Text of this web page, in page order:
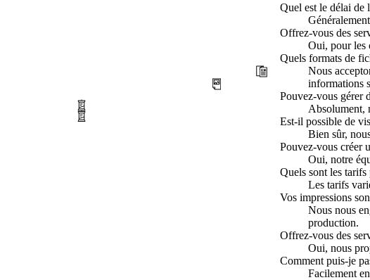
Quel est le délai de
Offrez-vous des
Oui, pour les
Quels formats de
Nous
informations
Pouvez-vous gérer
Absolument,
Est-il possible de
Bien sûr,
Pouvez-vous créer
Oui, notre
Quels sont les tarifs
Les tarifs
Vos impressions
Nous nous
production.
Offrez-vous des
Oui, nous
Comment puis-je
Facilement